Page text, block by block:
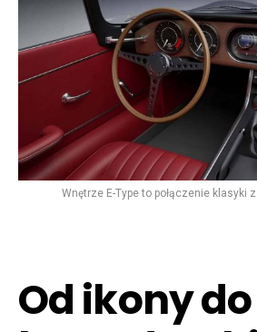
Wnętrze E-Type to połączenie klasyki
Od ikony do